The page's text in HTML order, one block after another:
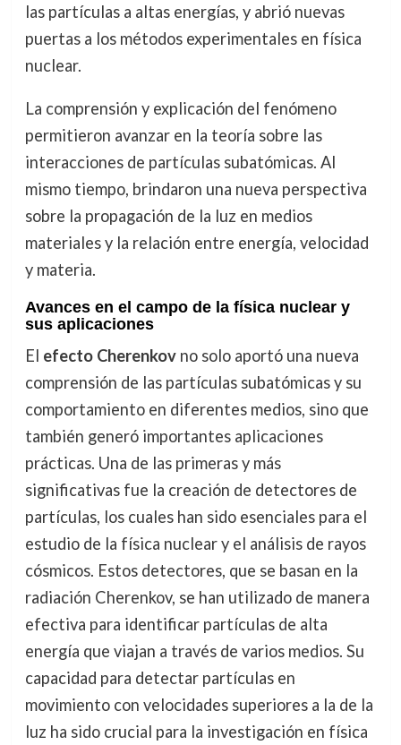
las partículas a altas energías, y abrió nuevas
puertas a los métodos experimentales en física
nuclear.
La comprensión y explicación del fenómeno
permitieron avanzar en la teoría sobre las
interacciones de partículas subatómicas. Al
mismo tiempo, brindaron una nueva perspectiva
sobre la propagación de la luz en medios
materiales y la relación entre energía, velocidad
y materia.
Avances en el campo de la física nuclear y
sus aplicaciones
El efecto Cherenkovno solo aportó una nueva
comprensión de las partículas subatómicas y su
comportamiento en diferentes medios, sino que
también generó importantes aplicaciones
prácticas. Una de las primeras y más
significativas fue la creación de detectores de
partículas, los cuales han sido esenciales para el
estudio de la física nuclear y el análisis de rayos
cósmicos. Estos detectores, que se basan en la
radiación Cherenkov, se han utilizado de manera
efectiva para identificar partículas de alta
energía que viajan a través de varios medios. Su
capacidad para detectar partículas en
movimiento con velocidades superiores a la de la
luz ha sido crucial para la investigación en física